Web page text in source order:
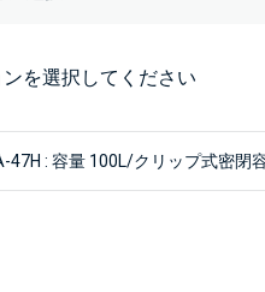
を選択してください